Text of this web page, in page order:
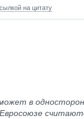
на цитату
в